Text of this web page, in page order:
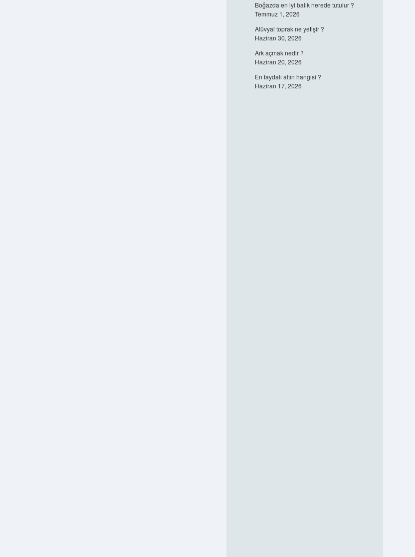
Boğazda en iyi balık nerede tutulur ?
Temmuz 1, 2026
Alüvyal toprak ne yetişir ?
Haziran 30, 2026
Ark açmak nedir ?
Haziran 20, 2026
En faydalı altın hangisi ?
Haziran 17, 2026